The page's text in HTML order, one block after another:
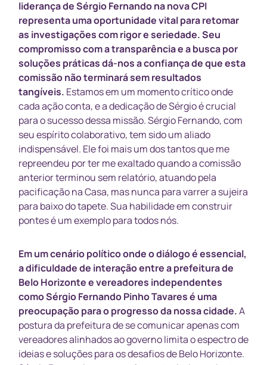
liderança de Sérgio Fernando na nova CPI
representa uma oportunidade vital para retomar
as investigações com rigor e seriedade. Seu
compromisso com a transparência e a busca por
soluções práticas dá-nos a confiança de que esta
comissão não terminará sem resultados
tangíveis. Estamos em um momento crítico onde
cada ação conta, e a dedicação de Sérgio é crucial
para o sucesso dessa missão. Sérgio Fernando, com
seu espírito colaborativo, tem sido um aliado
indispensável. Ele foi mais um dos tantos que me
repreendeu por ter me exaltado quando a comissão
anterior terminou sem relatório, atuando pela
pacificação na Casa, mas nunca para varrer a sujeira
para baixo do tapete. Sua habilidade em construir
pontes é um exemplo para todos nós.
Em um cenário político onde o diálogo é essencial,
a dificuldade de interação entre a prefeitura de
Belo Horizonte e vereadores independentes
como Sérgio Fernando Pinho Tavares é uma
preocupação para o progresso da nossa cidade.A
postura da prefeitura de se comunicar apenas com
vereadores alinhados ao governo limita o espectro de
ideias e soluções para os desafios de Belo Horizonte.